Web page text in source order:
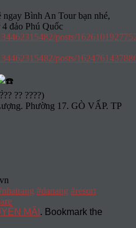
Bình An Tour bạn nhé,
đảo Phú Quốc
posts/
posts/
?? ????)
Phường 17. GÒ VẤP. TP
#danang #resort
MÃI . Bookmark the